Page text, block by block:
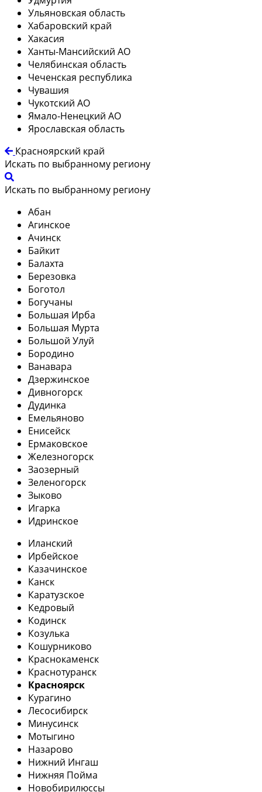
Ульяновская область
Хабаровский край
Хакасия
Ханты-Мансийский АО
Челябинская область
Чеченская республика
Чувашия
Чукотский АО
Ямало-Ненецкий АО
Ярославская область
Красноярский край
Искать по выбранному региону
Искать по выбранному региону
Абан
Агинское
Ачинск
Байкит
Балахта
Березовка
Боготол
Богучаны
Большая Ирба
Большая Мурта
Большой Улуй
Бородино
Ванавара
Дзержинское
Дивногорск
Дудинка
Емельяново
Енисейск
Ермаковское
Железногорск
Заозерный
Зеленогорск
Зыково
Игарка
Идринское
Иланский
Ирбейское
Казачинское
Канск
Каратузское
Кедровый
Кодинск
Козулька
Кошурниково
Краснокаменск
Краснотуранск
Красноярск
Курагино
Лесосибирск
Минусинск
Мотыгино
Назарово
Нижний Ингаш
Нижняя Пойма
Новобирилюссы